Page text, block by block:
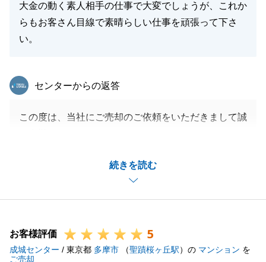
大金の動く素人相手の仕事で大変でしょうが、これか
らもお客さん目線で素晴らしい仕事を頑張って下さ
い。
続きを読む
東急リバブル
センターからの返答
この度は、当社にご売却のご依頼をいただきまして誠
無事ご決済ができ、心から嬉しく思っております。
またお力になれることがございましたら、お気軽にお
今後ともよろしくお願いいたします。
お客様評価 5
成城センター / 東京都 多摩市 （聖蹟桜ヶ丘駅）の マンション を
ご売却